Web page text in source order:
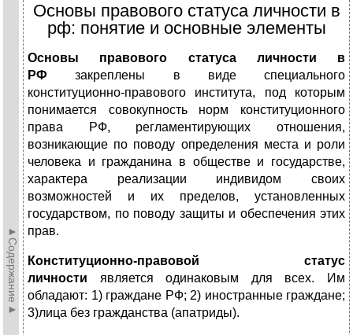
►Содержание►
Основы правового статуса личности в
рф: понятие и основные элементы
Основы правового статуса личности в
РФ закреплены в виде специального
конституционно-правового института, под которым
понимается совокупность норм конституционного
права РФ, регламентирующих отношения,
возникающие по поводу определения места и роли
человека и гражданина в обществе и государстве,
характера реализации индивидом своих
возможностей и их пределов, установленных
государством, по поводу защиты и обеспечения этих
прав.
Конституционно-правовой статус
личности является одинаковым для всех. Им
обладают: 1) граждане РФ; 2) иностранные граждане;
3)лица без гражданства (апатриды).